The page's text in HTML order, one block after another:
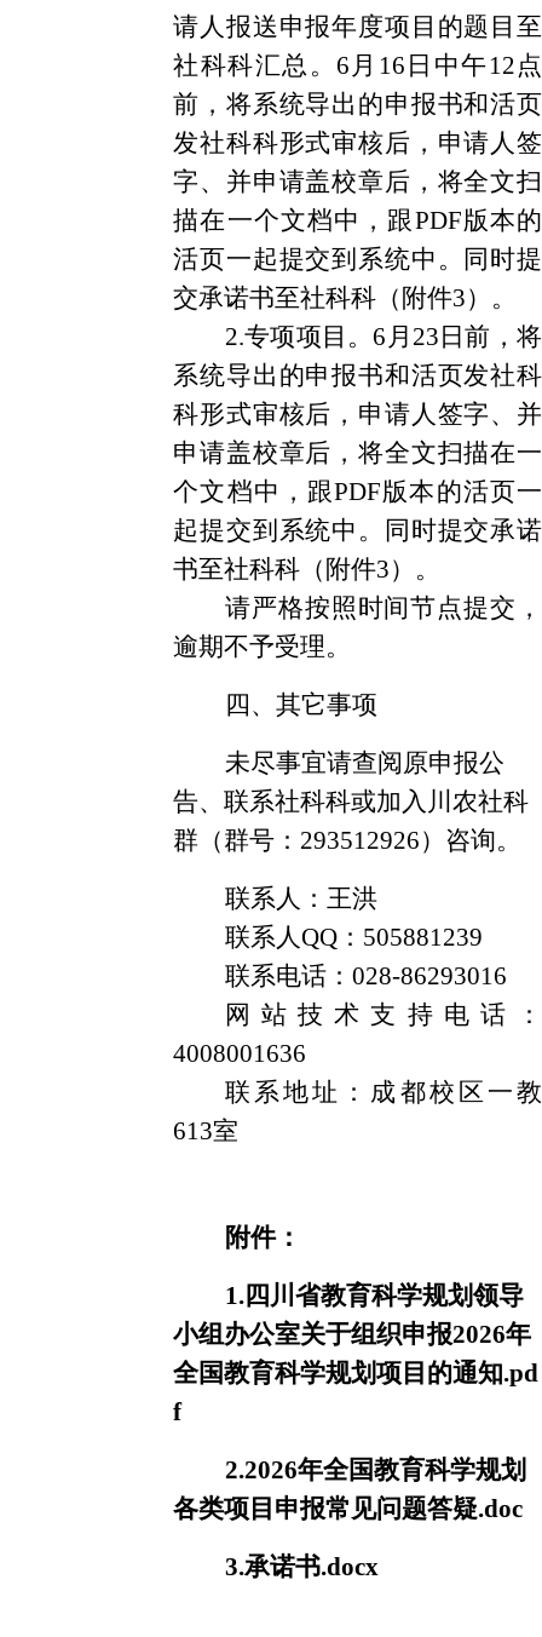
请人报送申报年度项目的题目至
社科科汇总。6 月 16 日 中午12点
前 ， 将系统导出的申报书和活页
发社科科形式审核后 ， 申请人签
字、并申请盖校章后 ， 将全文扫
描在一个文档中，跟PDF版本的
活页一起提交到 系统中 。同时提
交承诺书至社科科 （附件3）。
2.专项项目。 6月23 日前，将
系统导出的申报书和活页发社科
科形式审核后 ， 申请人签字、并
申请盖校章后 ，将全文扫描在一
个文档中，跟PDF版本的活页一
起提交到 系统中 。同时提交承诺
书至社科科 （附件3）。
请严格按照时间节点提交，
逾期不予受理。
四、其它事项
未尽事宜请查阅 原申报公
告、联系社科科或加入川农社科
群（群号： 293512926） 咨询。
联系人：王洪
联系人QQ：505881239
联系电话： 028-86293016
网站技术支持电话：
4008001636
联系地址：成都校区一教
613室
附件：
1.四川省教育科学规划领导
小组办公室关于组织申报2026年
全国教育科学规划项目的通知.pd
f
2.2026年全国教育科学规划
各类项目申报常见问题答疑.doc
3.承诺书.docx